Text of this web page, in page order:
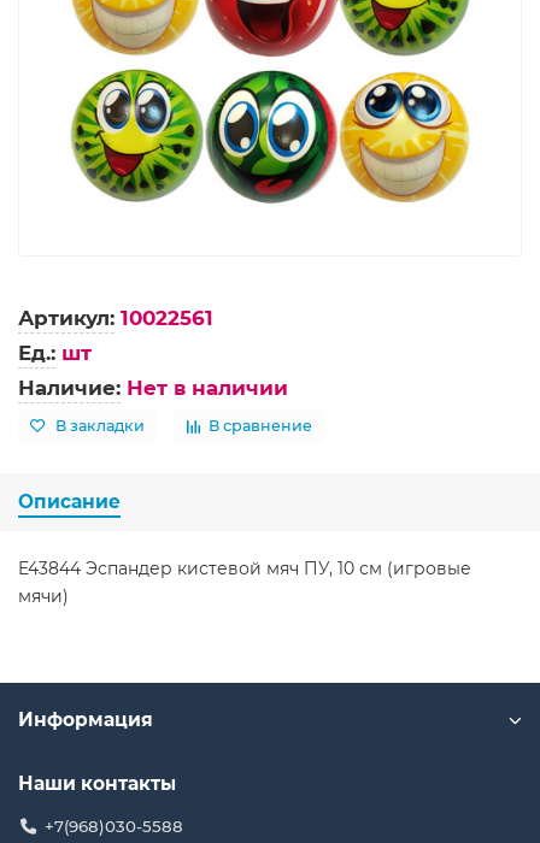
Артикул: 10022561
Ед.: шт
Наличие: Нет в наличии
В закладки В сравнение
Описание
E43844 Эспандер кистевой мяч ПУ, 10 см (игровые
мячи)
Информация
Наши контакты
+7(968)030-5588